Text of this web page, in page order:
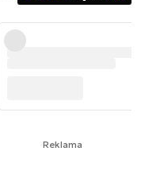
Reklama